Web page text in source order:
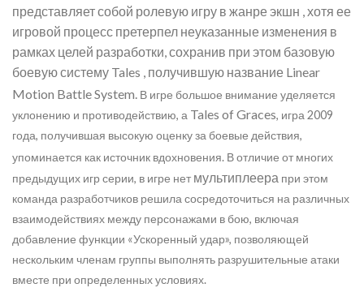
представляет собой ролевую игру в жанре экшн , хотя ее
игровой процесс претерпел неуказанные изменения в
рамках целей разработки, сохранив при этом базовую
боевую систему Tales , получившую название Linear
Motion Battle System. В игре большое внимание уделяется
уклонению и противодействию, а Tales of Graces, игра 2009
года, получившая высокую оценку за боевые действия,
упоминается как источник вдохновения. В отличие от многих
предыдущих игр серии, в игре нет мультиплеера при этом
команда разработчиков решила сосредоточиться на различных
взаимодействиях между персонажами в бою, включая
добавление функции «Ускоренный удар», позволяющей
нескольким членам группы выполнять разрушительные атаки
вместе при определенных условиях.